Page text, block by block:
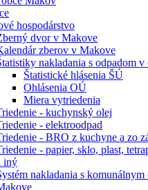
hospodárstvo
dvor v Makove
zberov v Makove
nakladania s odpadom
Štatistické hlásenia ŠÚ
Ohlásenia OÚ
Miera vytriedenia
- kuchynský olej
- elektroodpad
- BRO z kuchyne a zo
- papier, sklo, plast,
iný
nakladania s